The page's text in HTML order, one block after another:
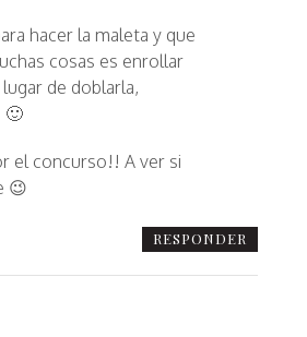
hacer la maleta y que
cosas es enrollar
de doblarla,
🙂
el concurso!! A ver si
😉
RESPONDER